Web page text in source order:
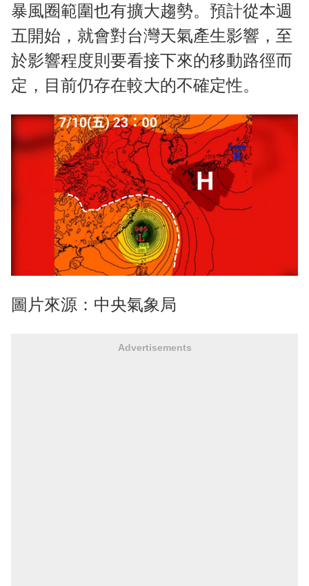
暴風圈範圍也有擴大趨勢。預計從本週
五開始，就會對台灣天氣產生影響，至
於影響程度則要看接下來的移動路徑而
定，目前仍存在較大的不確定性。
圖片來源：中央氣象局
Advertisements